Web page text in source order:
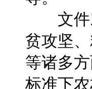
文件对
贫攻坚
等诸多
标准下